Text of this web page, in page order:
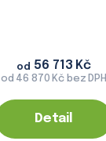
od 46 870 Kč bez DPH
od 56 713 Kč
Detail